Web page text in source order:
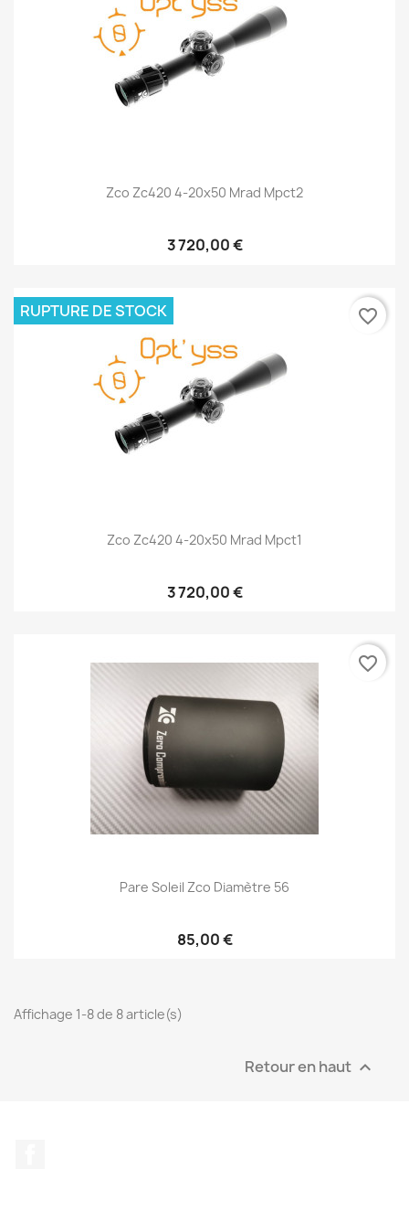
Zco Zc420 4-20x50 Mrad Mpct2
3 720,00 €
Zco Zc420 4-20x50 Mrad Mpct1
3 720,00 €
RUPTURE DE STOCK favorite_border
Pare Soleil Zco Diamètre 56
85,00 €
favorite_border
Affichage 1-8 de 8 article(s)
Retour en haut 